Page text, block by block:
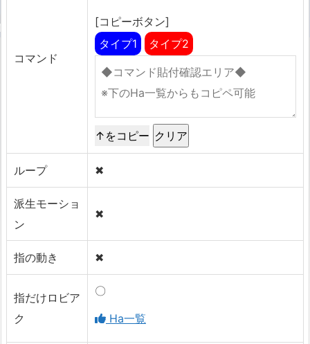
コマンド
[コピーボタン]
タイプ1
タイプ2
↑をコピー
ループ ✖
派生モーショ
ン
✖
指の動き ✖
指だけロビア
ク
〇
Ha一覧